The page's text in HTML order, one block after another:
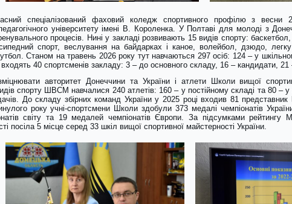
спеціалізований фаховий коледж спортивного профілю з весни
університету імені В. Короленка. У Полтаві для молоді з
процесів. Нині у закладі розвивають 15 видів спорту:
спорт, веслування на байдарках і каное, волейбол, дзюдо,
Станом на травень 2026 року тут навчаються 297 осіб: 124 – у
40 спортсменів закладу: 3 – до основного складу, 16 – кандидати, 21
авторитет Донеччини та України і атлети Школи вищої
спорту ШВСМ навчалися 240 атлетів: 160 – у постійному складі та 80 –
До складу збірних команд України у 2025 році входив 81
року учні-спортсмени Школи здобули 373 медалі чемпіонатів
світу та 19 медалей чемпіонатів Європи. За підсумками рейтингу
посіла 5 місце серед 33 шкіл вищої спортивної майстерності України.